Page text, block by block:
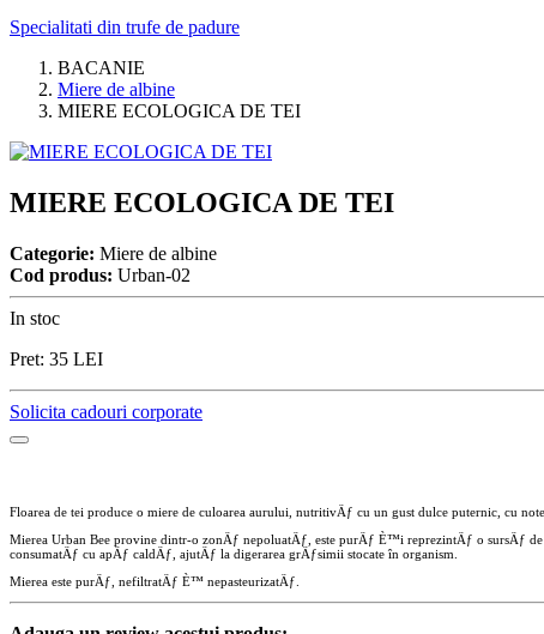
Specialitati din trufe de padure
BACANIE
Miere de albine
MIERE ECOLOGICA DE TEI
MIERE ECOLOGICA DE TEI
Categorie: Miere de albine
Cod produs: Urban-02
In stoc
Pret: 35 LEI
Solicita cadouri corporate
Floarea de tei produce o miere de culoarea aurului, nutritivÄƒ cu un gust dulce puternic, cu
Mierea Urban Bee provine dintr-o zonÄƒ nepoluatÄƒ, este purÄƒ È™i reprezintÄƒ o sursÄƒ
consumatÄƒ cu apÄƒ caldÄƒ, ajutÄƒ la digerarea grÄƒsimii stocate în organism.
Mierea este purÄƒ, nefiltratÄƒ È™ nepasteurizatÄƒ.